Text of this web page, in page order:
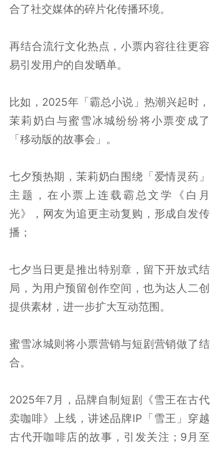
合了社交媒体的碎片化传播环境。
再结合流行文化热点，小票内容往往更容
易引发用户的自发晒单。
比如，2025年「霸总小说」热潮兴起时，
茉莉奶白与蜜雪冰城纷纷将小票变成了
「移动版的故事会」。
七夕预热期，茉莉奶白围绕「爱情灵药」
主题，在小票上连载霸总文学《白月
光》，网友为追更主动复购，形成自发传
播；
七夕当日更是推出特别章，留下开放式结
局，为用户预留创作空间，也为达人二创
提供素材，进一步扩大互动范围。
蜜雪冰城则将小票营销与短剧营销做了结
合。
2025年7月，品牌自制短剧《雪王在古代
卖咖啡》上线，讲述品牌IP「雪王」穿越
古代开咖啡店的故事，引发关注；9月至